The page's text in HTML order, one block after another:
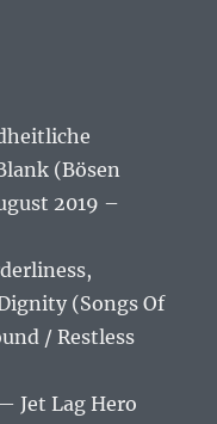
(Bösen
2019 –
(Songs Of
/ Restless
Jet Lag Hero